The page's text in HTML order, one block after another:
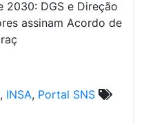
, INSA, Portal SNS